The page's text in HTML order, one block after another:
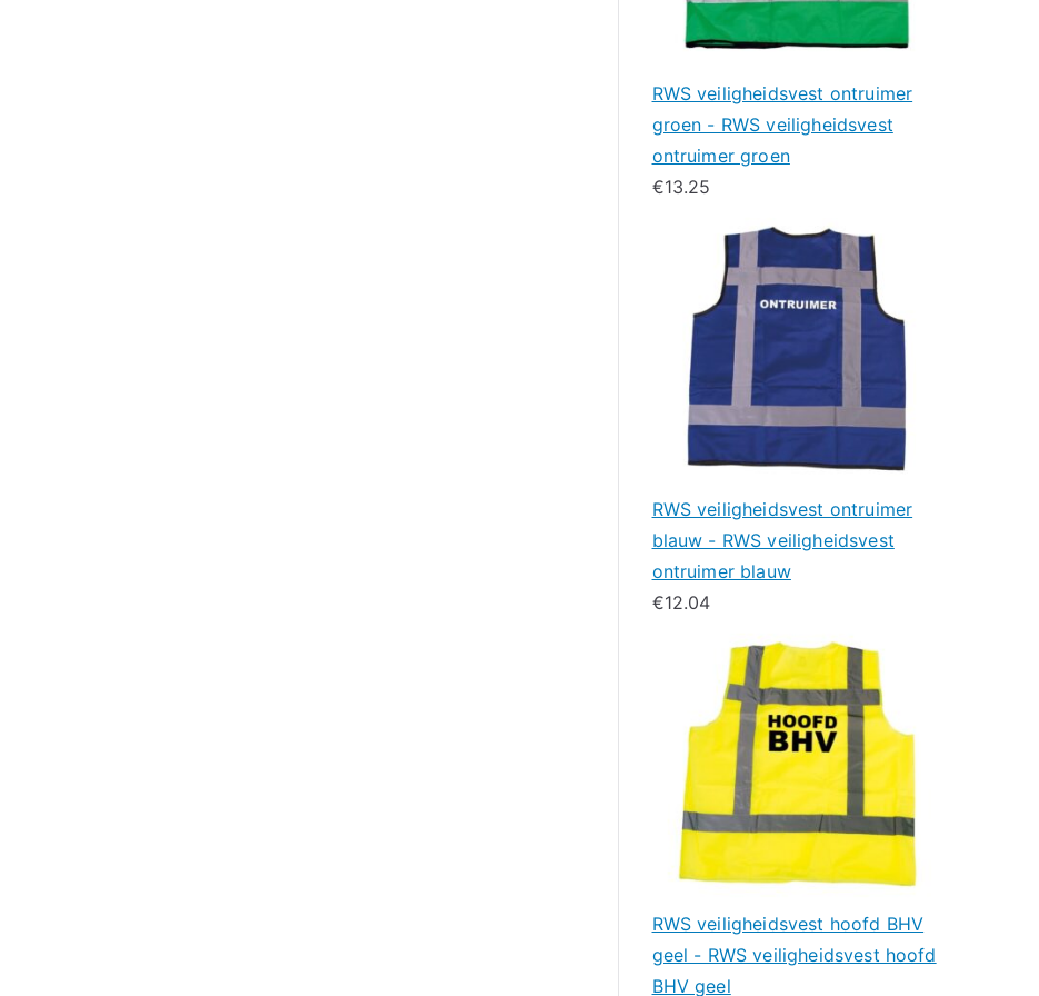
RWS veiligheidsvest ontruimer
groen - RWS veiligheidsvest
ontruimer groen
€13.25
RWS veiligheidsvest ontruimer
blauw - RWS veiligheidsvest
ontruimer blauw
€12.04
RWS veiligheidsvest hoofd BHV
geel - RWS veiligheidsvest hoofd
BHV geel